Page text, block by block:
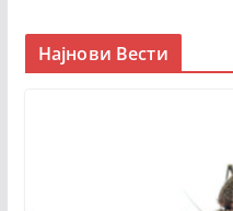
Најнови Вести